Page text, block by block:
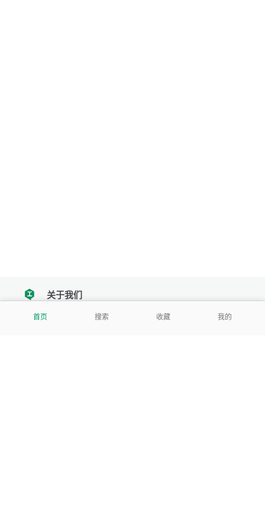
首页 搜索 收藏 我的
tencent关于我们
我们努力把每一个工具做成批量处理的产品